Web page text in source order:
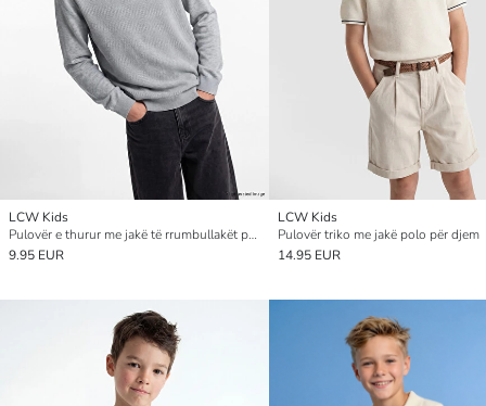
LCW Kids
Pulovër e thurur me jakë të rrumbullakët për djem
9.95 EUR
LCW Kids
Pulovër triko me jakë polo për djem
14.95 EUR